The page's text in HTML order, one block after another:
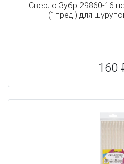
Сверло Зубр 29860-16
(1пред.) для
160